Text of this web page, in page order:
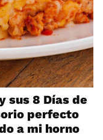
sus 8 Días de
perfecto
a mi horno